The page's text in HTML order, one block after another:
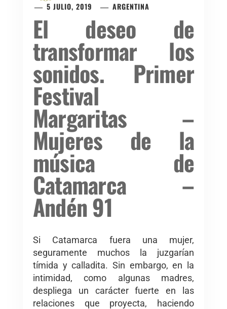
5 JULIO, 2019
ARGENTINA
El deseo de
transformar los
sonidos. Primer
Festival
Margaritas –
Mujeres de la
música de
Catamarca –
Andén 91
Si Catamarca fuera una mujer,
seguramente muchos la juzgarían
tímida y calladita. Sin embargo, en la
intimidad, como algunas madres,
despliega un carácter fuerte en las
relaciones que proyecta, haciendo